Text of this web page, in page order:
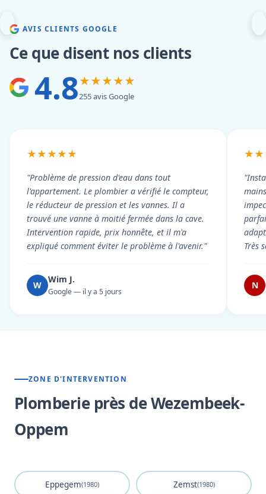
AVIS CLIENTS GOOGLE
Ce que disent nos clients
4.8★★★★★
255 avis Google
★★★★★
"Problème de pression d'eau dans tout
l'appartement. Le plombier a vérifié le compteur,
le réducteur de pression et les vannes. Il a
trouvé une vanne à moitié fermée dans la cave.
Intervention rapide, prix honnête, et il m'a
expliqué comment éviter le problème à l'avenir."
W
Wim J.
Google — il y a 5 jours
Très
N
ZONE D'INTERVENTION
Plomberie près de Wezembeek-
Oppem
Eppegem(1980) Zemst(1980)